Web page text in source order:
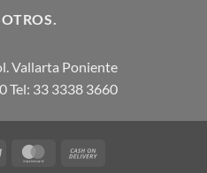
Vallarta Poniente
Tel: 33 3338 3660
PayPal MasterCard